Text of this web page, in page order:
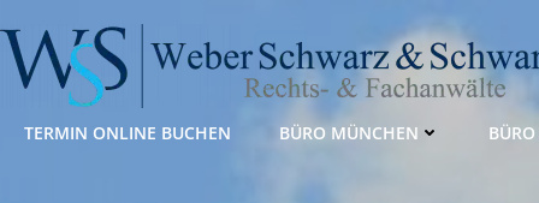
Inhalt
springen
TERMIN ONLINE BUCHEN BÜRO MÜNCHEN